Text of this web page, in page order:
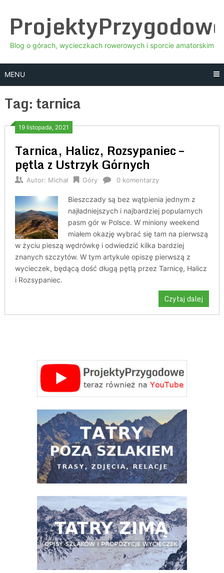
content
Blog o górach, wycieczkach rowerowych i sporcie amatorskim
MENU
Tag:tarnica
19 listopada, 2021
Tarnica, Halicz, Rozsypaniec –
pętla z Ustrzyk Górnych
Autor: Michał Góry 0 komentarzy
Bieszczady są bez wątpienia jednym z
najładniejszych i najbardziej popularnych
pasm gór w Polsce. W miniony weekend
miałem okazję wybrać się tam na pierwszą
w życiu pieszą wędrówkę i odwiedzić kilka bardziej
znanych szczytów. W tym artykule opiszę pierwszą z
wycieczek, będącą dość długą pętlą przez Tarnicę, Halicz
i Rozsypaniec.
Czytaj dalej